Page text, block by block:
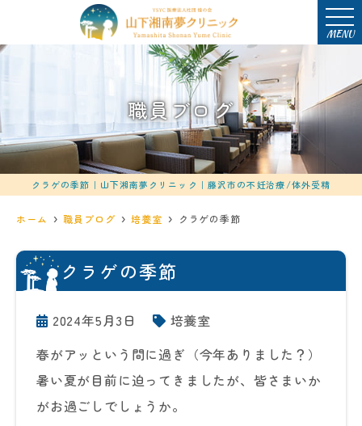
MENU
職員ブログ
クラゲの季節｜山下湘南夢クリニック｜藤沢市の不妊治療/体外受精
ホーム 職員ブログ 培養室 クラゲの季節
クラゲの季節
2024年5月3日
培養室
春がアッという間に過ぎ（今年ありました？）
暑い夏が目前に迫ってきましたが、皆さまいか
がお過ごしでしょうか。